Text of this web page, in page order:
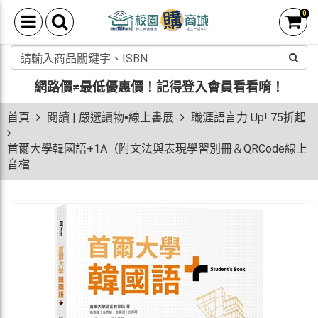
0
網路價≠最低優惠價！ 記得登入會員看看唷！
首頁 閱讀 | 嚴選讀物▪線上書展 職涯語言力 Up! 75折起
首爾大學韓國語+1A（附文法與表現學習別冊＆QRCode線上
音檔